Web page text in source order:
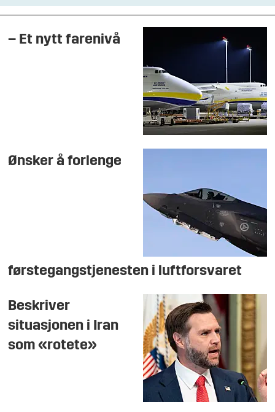
– Et nytt farenivå
Ønsker å forlenge
førstegangstjenesten i luftforsvaret
Beskriver
situasjonen i Iran
som «rotete»